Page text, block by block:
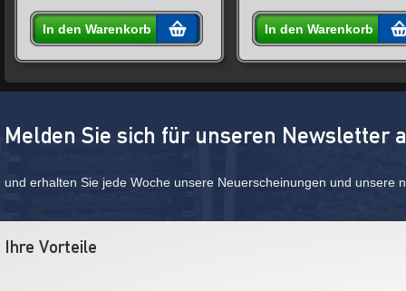
In den Warenkorb In den Warenkorb
Melden Sie sich für unseren Newsletter
und erhalten Sie jede Woche unsere Neuerscheinungen und unsere
Ihre Vorteile